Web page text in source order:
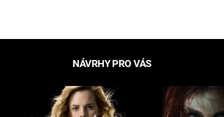
NÁVRHY PRO VÁS